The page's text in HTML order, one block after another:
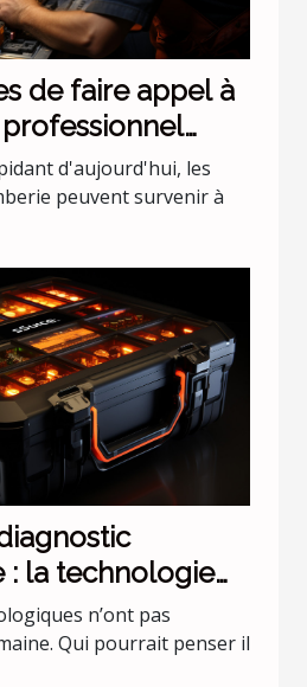
de faire appel à
nocturnes
d'aujourd'hui, les
peuvent survenir à
: la technologie
n’ont pas
Qui pourrait penser il